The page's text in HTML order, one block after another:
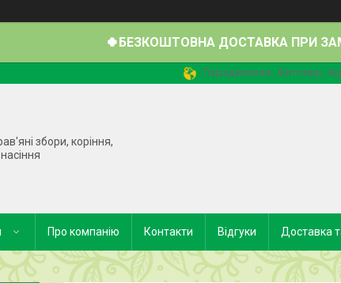
🍀БЕЗКОШТОВНА ДОСТАВКА ПРИ
Параджанова, Житомир,
збори, коріння,
Про компанію Контакти Відгуки Доставка